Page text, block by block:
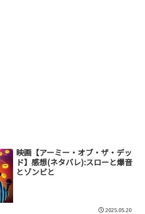
映画【アーミー・オブ・ザ・デッ
ド】感想(ネタバレ):スローと爆音
とゾンビと
2025.05.20